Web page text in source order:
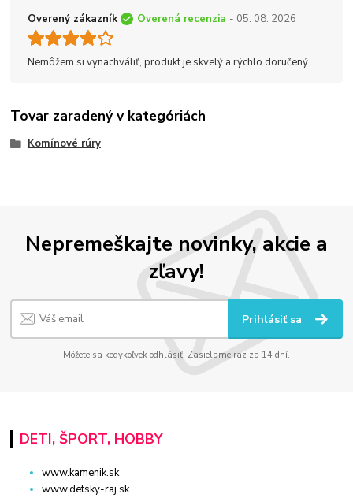
Overený zákazník Overená recenzia - 05. 08. 2026
Nemôžem si vynachváliť, produkt je skvelý a rýchlo doručený.
Tovar zaradený v kategóriách
Komínové rúry
Nepremeškajte novinky, akcie a
zľavy!
Prihlásiť sa
Môžete sa kedykoľvek odhlásiť. Zasielame raz za 14 dní.
DETI, ŠPORT, HOBBY
www.kamenik.sk
www.detsky-raj.sk